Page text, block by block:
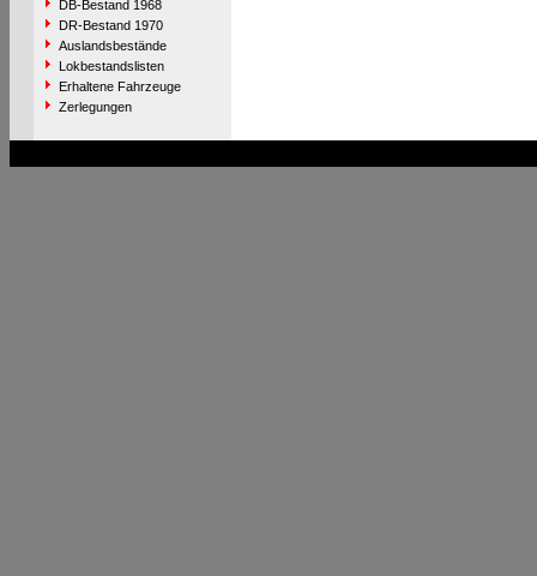
DB-Bestand 1968
DR-Bestand 1970
Auslandsbestände
Lokbestandslisten
Erhaltene Fahrzeuge
Zerlegungen